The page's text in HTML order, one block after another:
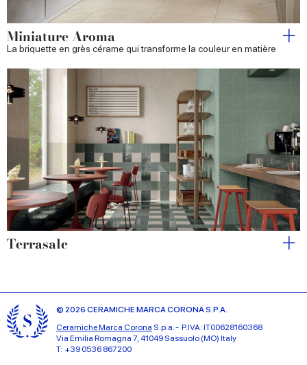
Miniature Aroma
La briquette en grès cérame qui transforme la couleur en matière
Terrasale
© 2026 CERAMICHE MARCA CORONA S.P.A.
Ceramiche Marca Corona S.p.a. - P.IVA: IT00628160368
Via Emilia Romagna 7, 41049 Sassuolo (MO) Italy
T: +39 0536 867200